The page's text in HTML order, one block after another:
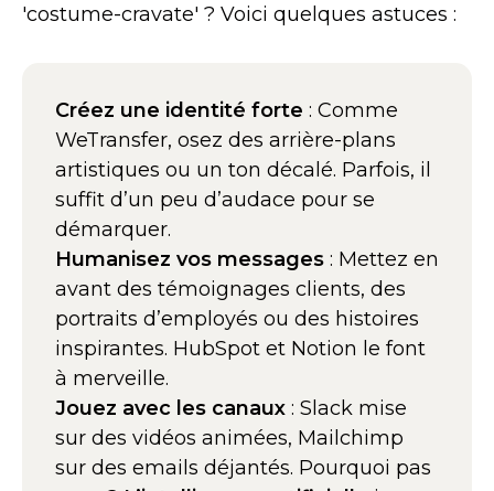
'costume-cravate' ? Voici quelques astuces :
Créez une identité forte : Comme
WeTransfer, osez des arrière-plans
artistiques ou un ton décalé. Parfois, il
suffit d’un peu d’audace pour se
démarquer.
Humanisez vos messages : Mettez en
avant des témoignages clients, des
portraits d’employés ou des histoires
inspirantes. HubSpot et Notion le font
à merveille.
Jouez avec les canaux : Slack mise
sur des vidéos animées, Mailchimp
sur des emails déjantés. Pourquoi pas